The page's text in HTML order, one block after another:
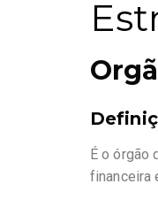
É o órgão
financeira